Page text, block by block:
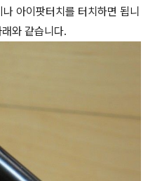
아이팟터치를 터치하면 됩니
와 같습니다.